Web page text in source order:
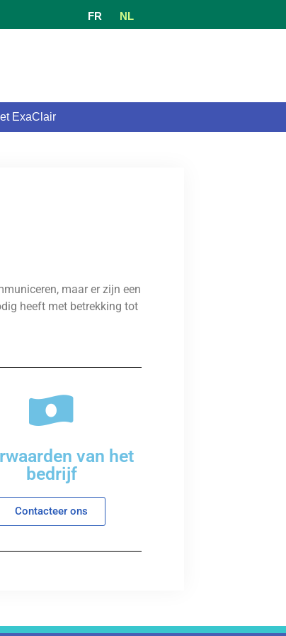
FR NL
ExaClair
maar er zijn een
heeft met betrekking tot
van het
bedrijf
Contacteer ons